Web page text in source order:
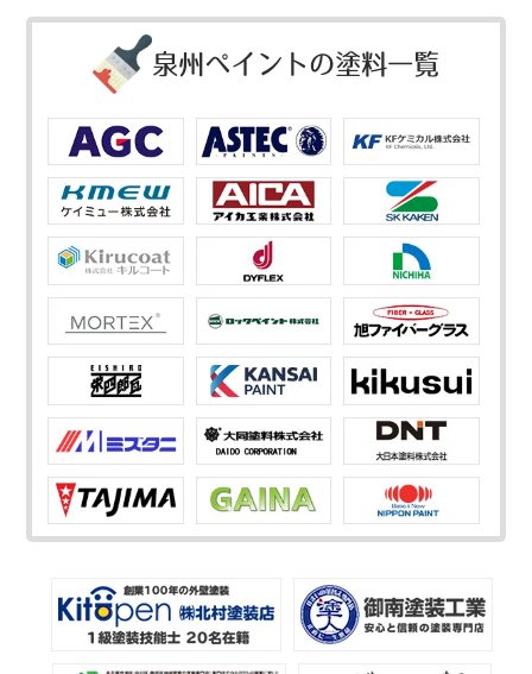
泉州ペイントの塗料一覧